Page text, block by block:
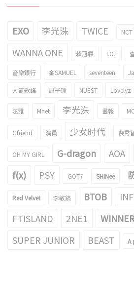
EXO 李光洙 TWICE NCT
WANNA ONE 賴冠霖 I.O.I
音樂銀行 金SAMUEL seventeen
人氣歌謠 周子瑜 NUEST Lovelyz
泫雅 Mnet 李光洙 畫報
Gfriend 演員 少女时代 裴秀
OH MY GIRL G-dragon AOA
f(x) PSY GOT7 SHINee
Red Velvet 李敏鎬 BTOB
FTISLAND
2NE1
SUPER JUNIOR BEAST A